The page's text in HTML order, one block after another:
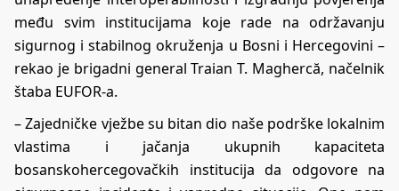
među svim institucijama koje rade na održavanju
sigurnog i stabilnog okruženja u Bosni i Hercegovini –
rekao je brigadni general Traian T. Maghercă, načelnik
štaba EUFOR-a.
– Zajedničke vježbe su bitan dio naše podrške lokalnim
vlastima i jačanja ukupnih kapaciteta
bosanskohercegovačkih institucija da odgovore na